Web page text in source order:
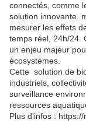
connectés, comme
solution innovante.
mesurer les effets
temps réel, 24h/24.
un enjeu majeur
écosystèmes.
Cette solution de
industriels,
surveillance
ressources
Plus d'infos :